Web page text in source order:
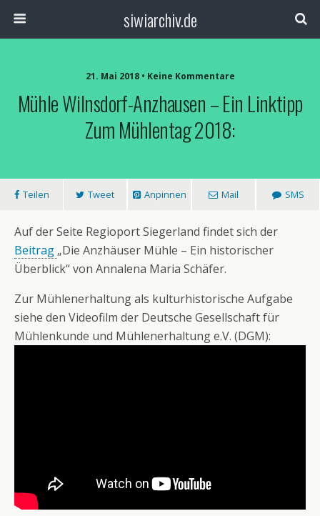
siwiarchiv.de
21. Mai 2018 • Keine Kommentare
Mühle Wilnsdorf-Anzhausen – Ein Linktipp
Zum Mühlentag 2018:
Teilen Tweet Anpinnen Mail SMS
Auf der Seite Regioport Siegerland findet sich der
Beitrag „Die Anzhäuser Mühle – Ein historischer
Überblick“ von Annalena Maria Schäfer.
Zur Mühlenerhaltung als kulturhistorische Aufgabe
siehe den Videofilm der Deutsche Gesellschaft für
Mühlenkunde und Mühlenerhaltung e.V. (DGM):